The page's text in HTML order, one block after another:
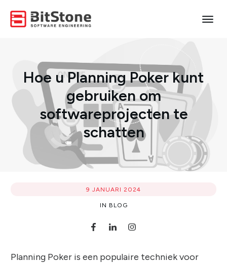
Hoe u Planning Poker kunt
gebruiken om
softwareprojecten te
schatten
9 JANUARI 2024
IN BLOG
Planning Poker is een populaire techniek voor